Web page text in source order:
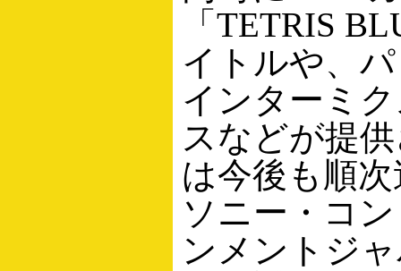
「TETRIS
イトルや、
インターミ
スなどが提
は今後も順
ソニー・コ
ンメントジ